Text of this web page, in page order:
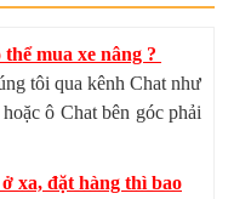
mua xe nâng ?
tôi qua kênh Chat như
ô Chat bên góc phải
xa, đặt hàng thì bao